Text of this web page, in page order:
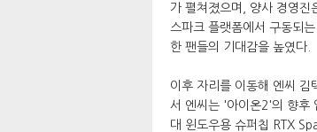
가 펼쳐졌으며, 양사 경영진
스파크 플랫폼에서 구동되
한 팬들의 기대감을 높였다.
이후 자리를 이동해 엔씨
서 엔씨는 '아이온2'의 향후
대 윈도우용 슈퍼칩 RTX